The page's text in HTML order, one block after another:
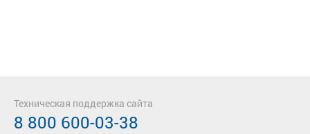
Техническая поддержка сайта
8 800 600-03-38